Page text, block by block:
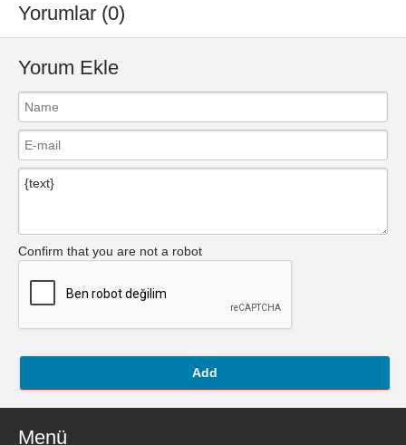
Yorumlar (0)
Yorum Ekle
Confirm that you are not a robot
Add
Menü